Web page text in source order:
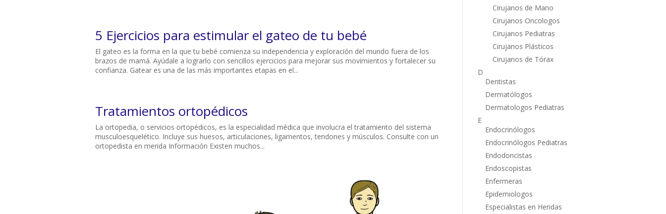
5 Ejercicios para estimular el gateo de tu bebé
El gateo es la forma en la que tu bebé comienza su independencia y exploración del mundo fuera de los
brazos de mamá. Ayúdale a lograrlo con sencillos ejercicios para mejorar sus movimientos y fortalecer su
confianza. Gatear es una de las más importantes etapas en el...
Tratamientos ortopédicos
La ortopedia, o servicios ortopédicos, es la especialidad médica que involucra el tratamiento del sistema
musculoesquelético. Incluye sus huesos, articulaciones, ligamentos, tendones y músculos. Consulte con un
ortopedista en merida Información Existen muchos...
Cirujanos de Mano
Cirujanos Oncologos
Cirujanos Pediatras
Cirujanos Plásticos
Cirujanos de Tórax
D
Dentistas
Dermatólogos
Dermatologos Pediatras
E
Endocrinólogos
Endocrinólogos Pediatras
Endodoncistas
Endoscopistas
Enfermeras
Epidemiologos
Especialistas en Heridas